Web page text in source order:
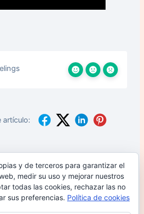
artículo:
¿Cómo podemos
Ude gatame
y de terceros para garantizar el
medir su uso y mejorar nuestros
todas las cookies, rechazar las no
sus preferencias. Política de cookies